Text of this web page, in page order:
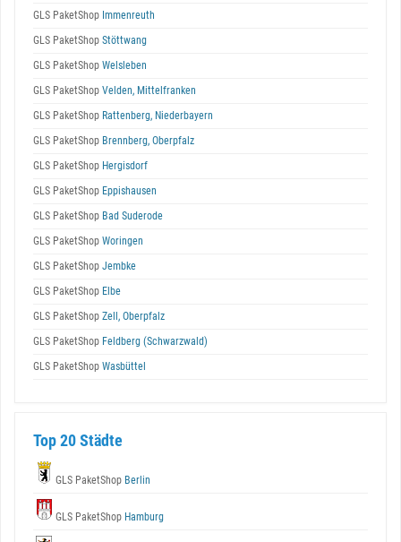
GLS PaketShop Immenreuth
GLS PaketShop Stöttwang
GLS PaketShop Welsleben
GLS PaketShop Velden, Mittelfranken
GLS PaketShop Rattenberg, Niederbayern
GLS PaketShop Brennberg, Oberpfalz
GLS PaketShop Hergisdorf
GLS PaketShop Eppishausen
GLS PaketShop Bad Suderode
GLS PaketShop Woringen
GLS PaketShop Jembke
GLS PaketShop Elbe
GLS PaketShop Zell, Oberpfalz
GLS PaketShop Feldberg (Schwarzwald)
GLS PaketShop Wasbüttel
Top 20 Städte
GLS PaketShop Berlin
GLS PaketShop Hamburg